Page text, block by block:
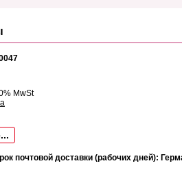
MwSt
почтовой доставки (рабочих дней):